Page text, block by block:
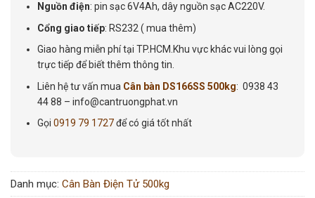
Nguồn điện: pin sạc 6V4Ah, dây nguồn sạc AC220V.
Cổng giao tiếp: RS232 ( mua thêm)
Giao hàng miễn phí tại TP.HCM.Khu vực khác vui lòng gọi
trực tiếp để biết thêm thông tin.
Liên hệ tư vấn mua Cân bàn DS166SS 500kg: 0938 43
44 88 – info@cantruongphat.vn
Gọi0919 79 1727để có giá tốt nhất
Danh mục: Cân Bàn Điện Tử 500kg